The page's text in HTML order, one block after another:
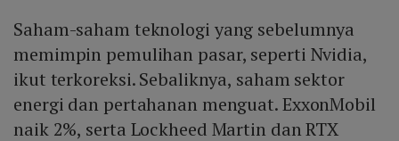
Saham-saham teknologi yang sebelumnya
memimpin pemulihan pasar, seperti Nvidia,
ikut terkoreksi. Sebaliknya, saham sektor
energi dan pertahanan menguat. ExxonMobil
naik 2%, serta Lockheed Martin dan RTX